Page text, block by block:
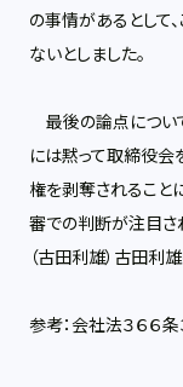
の事情があるとして
ないとしました。
最後の論点につい
には黙って取締役会
権を剥奪されること
審での判断が注目さ
（古田利雄）古田利
参考：会社法３６６条